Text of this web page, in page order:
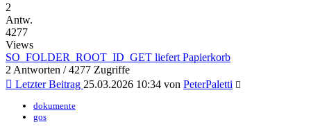
2
Antw.
4277
Views
SO_FOLDER_ROOT_ID_GET liefert Papierkorb
2 Antworten / 4277 Zugriffe
Letzter Beitrag 25.03.2026 10:34 von PeterPaletti
dokumente
gos